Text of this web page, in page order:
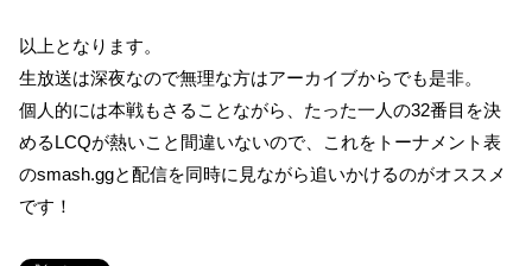
以上となります。
生放送は深夜なので無理な方はアーカイブからでも是非。
個人的には本戦もさることながら、たった一人の32番目を決
めるLCQが熱いこと間違いないので、これをトーナメント表
のsmash.ggと配信を同時に見ながら追いかけるのがオススメ
です！